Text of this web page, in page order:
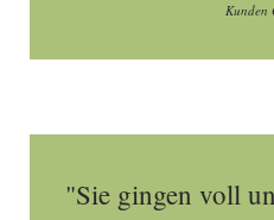
Kunden
"Sie gingen voll